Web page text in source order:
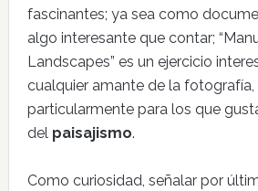
fascinantes; ya sea como
algo interesante que contar;
Landscapes” es un ejercicio
cualquier amante de la
particularmente para los que
del paisajismo.
Como curiosidad, señalar por